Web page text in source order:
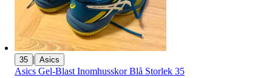
35 | Asics
Asics Gel-Blast Inomhusskor Blå Storlek 35